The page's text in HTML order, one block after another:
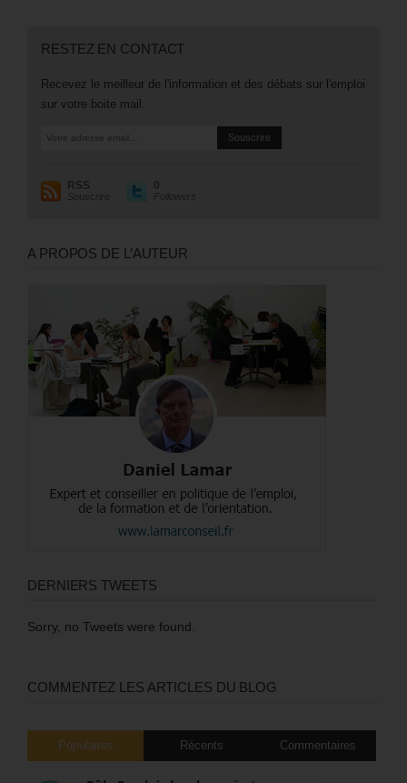
RESTEZ EN CONTACT
Recevez le meilleur de l'information et des débats sur l'emploi
sur votre boite mail.
RSS
Souscrire
0
Followers
A PROPOS DE L’AUTEUR
DERNIERS TWEETS
Sorry, no Tweets were found.
COMMENTEZ LES ARTICLES DU BLOG
Populaires Récents Commentaires